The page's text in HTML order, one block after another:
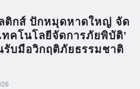
ติกส์ ปักหมุดหาดใหญ่ จัด
ทคโนโลยีจัดการภัยพิบัติ’
รับมือวิกฤติภัยธรรมชาติ